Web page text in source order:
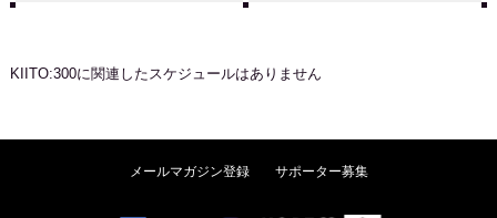
KIITO:300に関連したスケジュールはありません
メールマガジン登録 サポーター募集